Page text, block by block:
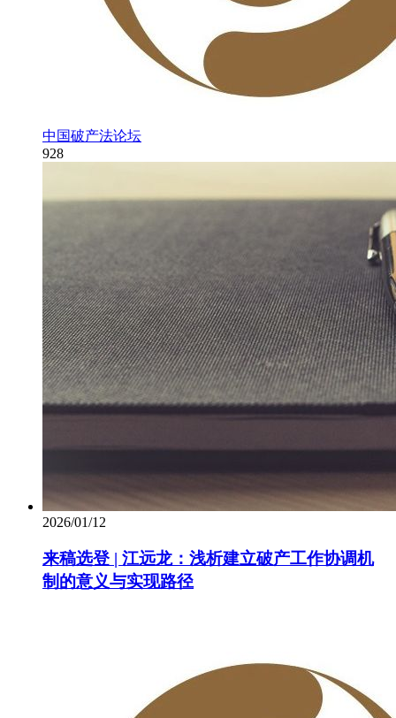
中国破产法论坛
928
2026/01/12
来稿选登 | 江远龙：浅析建立破产工作协调机
制的意义与实现路径